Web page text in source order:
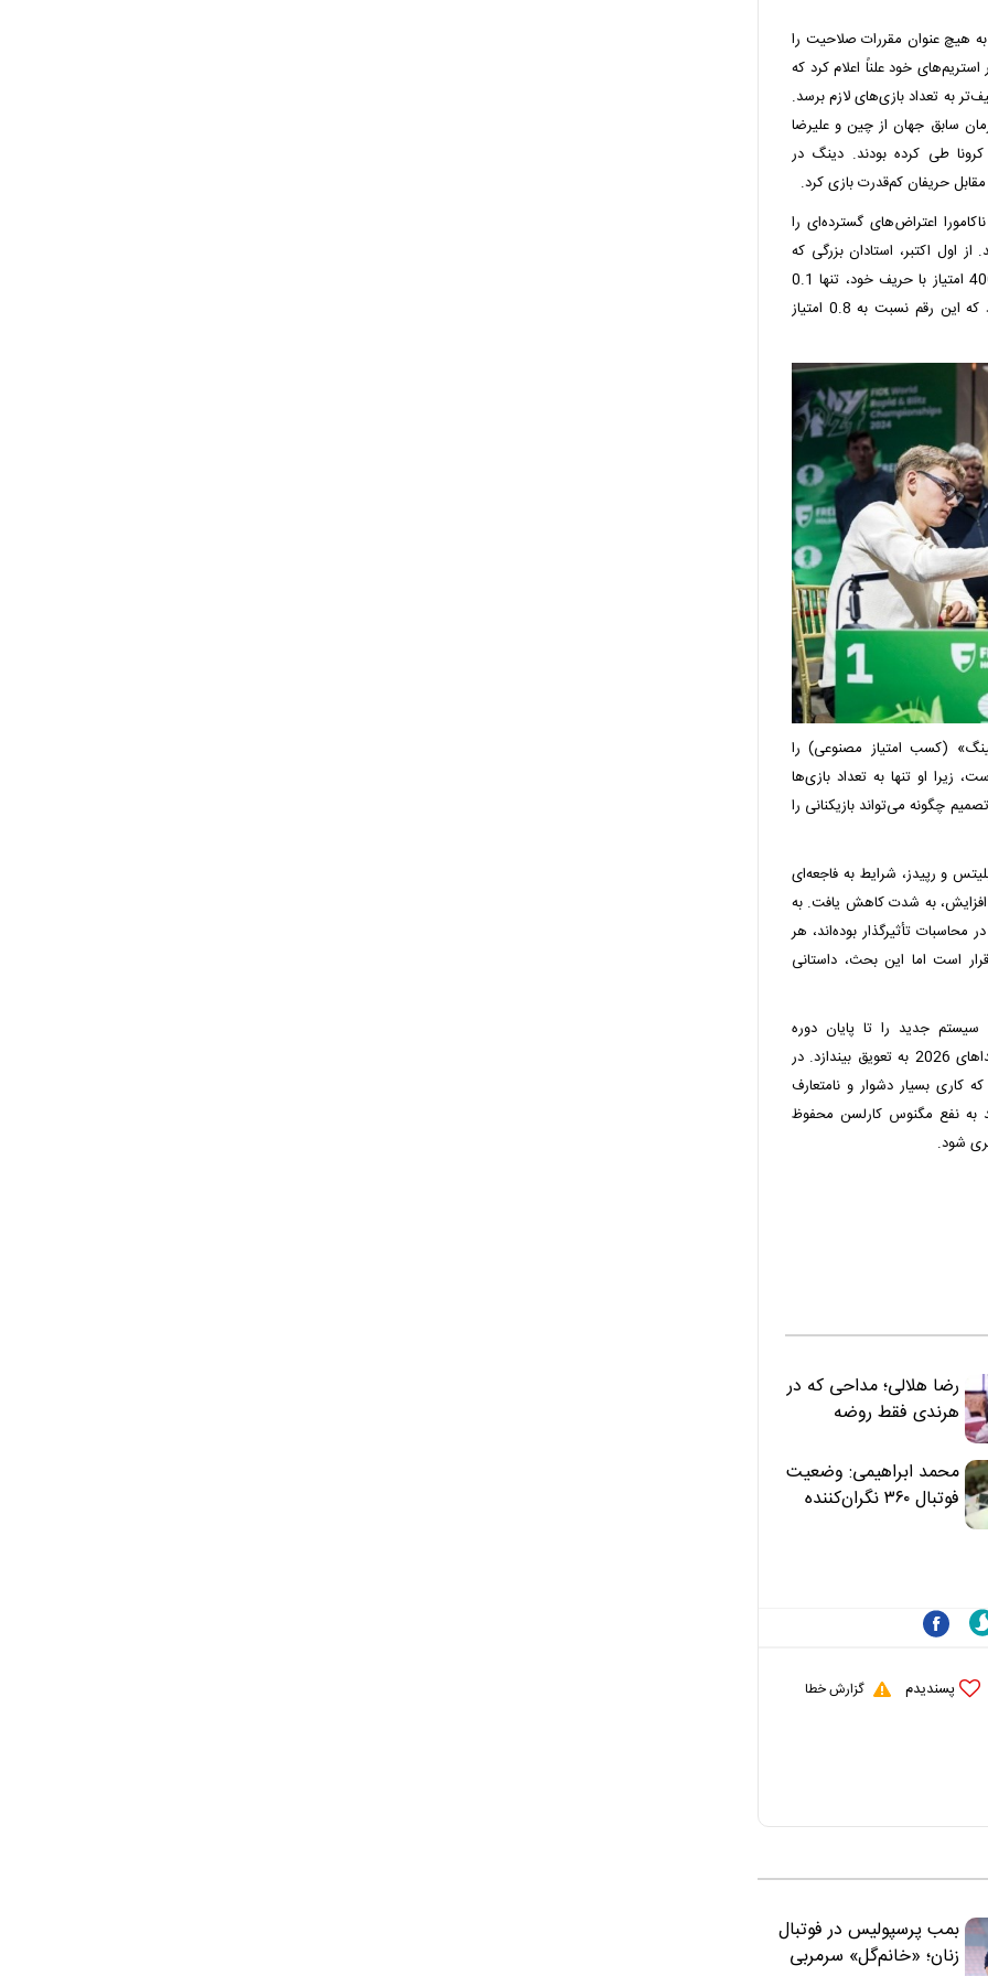
به هیچ عنوان مقررات صلاحیت را
خود علناً اعلام کرد که
به تعداد بازی‌های لازم برسد.
سابق جهان از چین و علیرضا
کرونا طی کرده بودند. دینگ در
حریفان کم‌قدرت بازی کرد.
اعتراض‌های گسترده‌ای را
اول اکتبر، استادان بزرگی که
ریتینگ آنها بالای 2650 است، در صورت اختلاف بیش از 400 امتیاز با حریف خود، تنها 0.1
امتیاز برای برد مقابل بازیکنان ضعیف‌تر دریافت خواهند کرد که این رقم نسبت به 0.8 امتیاز
(کسب امتیاز مصنوعی) را
زیرا او تنها به تعداد بازی‌ها
چگونه می‌تواند بازیکنانی را
و رپیدز، شرایط به فاجعه‌ای
افزایش، به‌ شدت کاهش یافت. به
تأثیرگذار بوده‌اند، هر
برقرار است اما این بحث، داستانی
جدید را تا پایان دوره
کاندیداتوری و انتشار فهرست شرکت‌کنندگان مسابقات کاندیداهای 2026 به تعویق بیندازد. در
کاری بسیار دشوار و نامتعارف
به نفع مگنوس کارلسن محفوظ
شود.
رضا هلالی؛ مداحی که در
هرندی فقط روضه
«تکیه‌گاه آقا مرتضی
علی(ع)» را جدی‌تر
محمد ابراهیمی: وضعیت
فوتبال ۳۶۰ نگران‌کننده
پسندیدم گزارش خطا
بمب پرسپولیس در فوتبال
زنان؛ «خانم‌گل» سرمربی